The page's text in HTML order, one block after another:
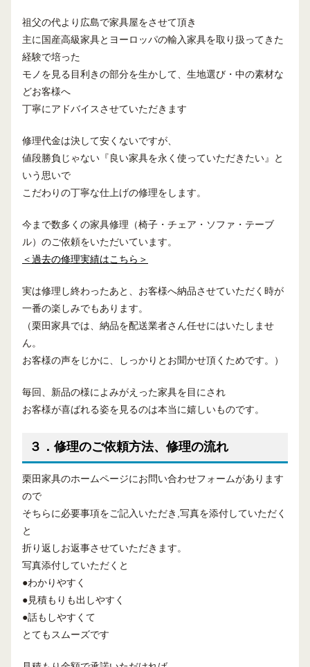
祖父の代より広島で家具屋をさせて頂き
主に国産高級家具とヨーロッパの輸入家具を取り扱ってきた
経験で培った
モノを見る目利きの部分を生かして、生地選び・中の素材な
どお客様へ
丁寧にアドバイスさせていただきます
修理代金は決して安くないですが、
値段勝負じゃない『良い家具を永く使っていただきたい』と
いう思いで
こだわりの丁寧な仕上げの修理をします。
今まで数多くの家具修理（椅子・チェア・ソファ・テーブ
ル）のご依頼をいただいています。
＜過去の修理実績はこちら＞
実は修理し終わったあと、お客様へ納品させていただく時が
一番の楽しみでもあります。
（栗田家具では、納品を配送業者さん任せにはいたしませ
ん。
お客様の声をじかに、しっかりとお聞かせ頂くためです。）
毎回、新品の様によみがえった家具を目にされ
お客様が喜ばれる姿を見るのは本当に嬉しいものです。
３．修理のご依頼方法、修理の流れ
栗田家具のホームページにお問い合わせフォームがあります
ので
そちらに必要事項をご記入いただき,写真を添付していただく
と
折り返しお返事させていただきます。
写真添付していただくと
●わかりやすく
●見積もりも出しやすく
●話もしやすくて
とてもスムーズです